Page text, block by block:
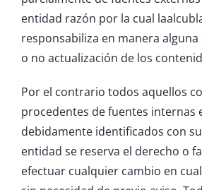
entidad razón por la cual
responsabiliza en manera
o no actualización de los
Por el contrario todos aquellos
procedentes de fuentes internas
debidamente identificados con
entidad se reserva el derecho o
efectuar cualquier cambio en